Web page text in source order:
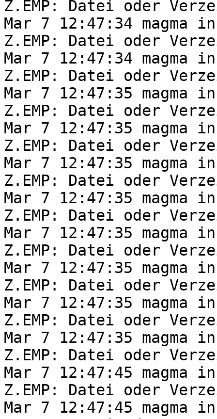
Z.EMP: Datei oder
Mar 7 12:47:34
Z.EMP: Datei oder
Mar 7 12:47:34
Z.EMP: Datei oder
Mar 7 12:47:35
Z.EMP: Datei oder
Mar 7 12:47:35
Z.EMP: Datei oder
Mar 7 12:47:35
Z.EMP: Datei oder
Mar 7 12:47:35
Z.EMP: Datei oder
Mar 7 12:47:35
Z.EMP: Datei oder
Mar 7 12:47:35
Z.EMP: Datei oder
Mar 7 12:47:35
Z.EMP: Datei oder
Mar 7 12:47:35
Z.EMP: Datei oder
Mar 7 12:47:45
Z.EMP: Datei oder
Mar 7 12:47:45